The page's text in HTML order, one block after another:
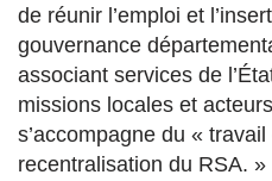
de réunir l’emploi et
gouvernance
associant services de
missions locales et
s’accompagne du «
recentralisation du RSA.